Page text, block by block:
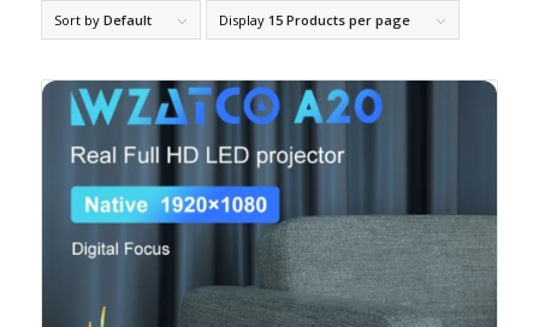
Sort by Default Display 15 Products per page